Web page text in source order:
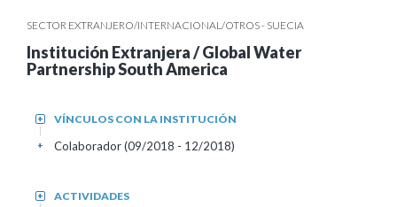
SECTOR EXTRANJERO/INTERNACIONAL/OTROS - SUECIA
Institución Extranjera / Global Water
Partnership South America
VÍNCULOS CON LA INSTITUCIÓN
+
Colaborador (09/2018 - 12/2018)
+
ACTIVIDADES
+